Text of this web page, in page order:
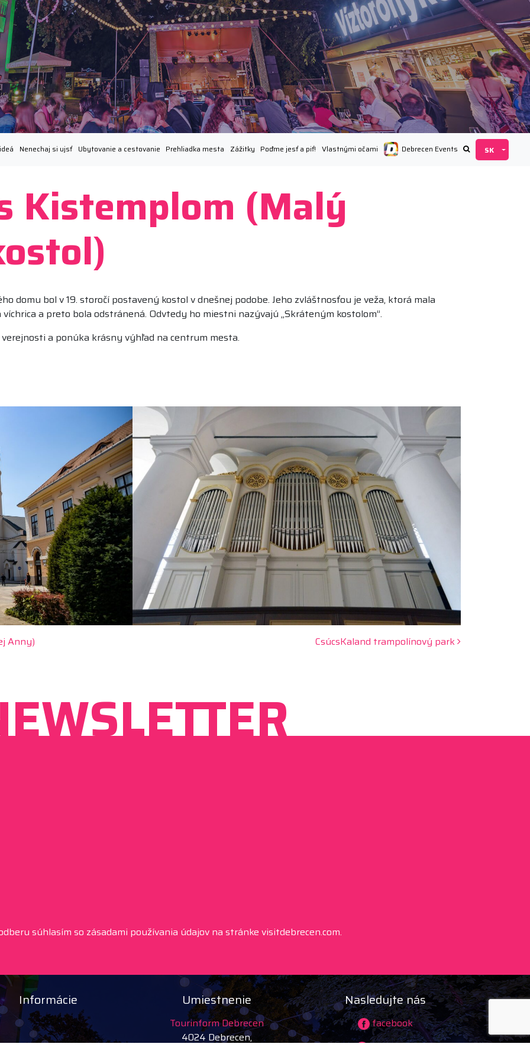
Nenechaj si ujsť Ubytovanie a cestovanie Prehliadka mesta Zážitky Poďme jesť a piť! Vlastnými očami Debrecen Events
Kistemplom (Malý
domu bol v 19. storočí postavený kostol v dnešnej podobe. Jeho zvláštnosťou je veža, ktorá mala
a preto bola odstránená. Odvtedy ho miestni nazývajú „Skráteným kostolom”.
a ponúka krásny výhľad na centrum mesta.
Anny) CsúcsKaland trampolínový park
súhlasím so zásadami používania údajov na stránke visitdebrecen.com.
Informácie Umiestnenie
Tourinform Debrecen
4024 Debrecen,
Nasledujte nás
facebook
instagram